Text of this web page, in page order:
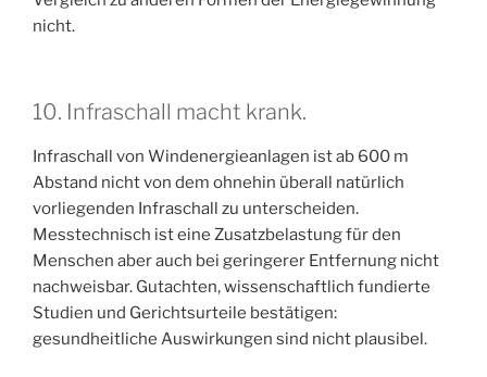
nicht.
10. Infraschall macht krank.
Infraschall von Windenergieanlagen ist ab 600 m
Abstand nicht von dem ohnehin überall natürlich
vorliegenden Infraschall zu unterscheiden.
Messtechnisch ist eine Zusatzbelastung für den
Menschen aber auch bei geringerer Entfernung nicht
nachweisbar. Gutachten, wissenschaftlich fundierte
Studien und Gerichtsurteile bestätigen:
gesundheitliche Auswirkungen sind nicht plausibel.